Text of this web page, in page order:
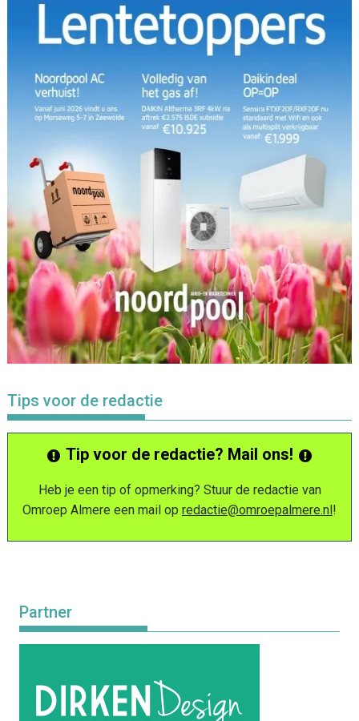
Tips voor de redactie
Tip voor de redactie? Mail ons!
Heb je een tip of opmerking? Stuur de redactie van
Omroep Almere een mail op redactie@omroepalmere.nl!
Partner